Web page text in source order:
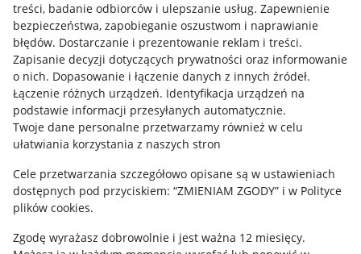
treści, badanie odbiorców i ulepszanie usług. Zapewnienie
bezpieczeństwa, zapobieganie oszustwom i naprawianie
błędów. Dostarczanie i prezentowanie reklam i treści.
Zapisanie decyzji dotyczących prywatności oraz informowanie
o nich. Dopasowanie i łączenie danych z innych źródeł.
Łączenie różnych urządzeń. Identyfikacja urządzeń na
podstawie informacji przesyłanych automatycznie.
Twoje dane personalne przetwarzamy również w celu
ułatwiania korzystania z naszych stron
Cele przetwarzania szczegółowo opisane są w ustawieniach
dostępnych pod przyciskiem: “ZMIENIAM ZGODY” i w Polityce
plików cookies.
Zgodę wyrażasz dobrowolnie i jest ważna 12 miesięcy.
Mapa miejscowości
Informacje prawne
Regulamin
Polityka plików "cookies"
Ustawienia plików "cookies"
Udostępnianie lokalizacji
Informacje dla Aktu o Usługach Cyfrowych
Pobierz aplikację